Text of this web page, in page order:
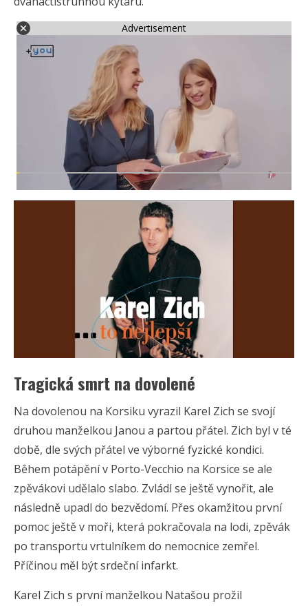
Advertisement
Tragická smrt na dovolené
Na dovolenou na Korsiku vyrazil Karel Zich se svojí
druhou manželkou Janou a partou přátel. Zich byl v té
době, dle svých přátel ve výborné fyzické kondici.
Během potápění v Porto-Vecchio na Korsice se ale
zpěvákovi udělalo slabo. Zvládl se ještě vynořit, ale
následně upadl do bezvědomí. Přes okamžitou první
pomoc ještě v moři, která pokračovala na lodi, zpěvák
po transportu vrtulníkem do nemocnice zemřel.
Příčinou měl být srdeční infarkt.
Karel Zich s první manželkou Natašou prožil